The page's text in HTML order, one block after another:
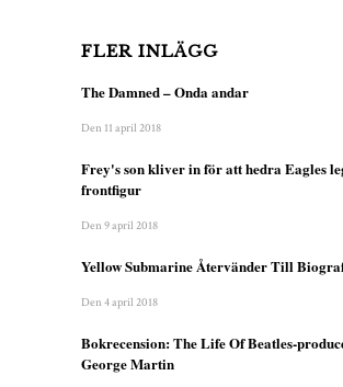
FLER INLÄGG
The Damned – Onda andar
Den 11 april 2018
Frey's son kliver in för att hedra Eagles
frontfigur
Den 9 april 2018
Yellow Submarine Återvänder Till
Den 4 april 2018
Bokrecension: The Life Of Beatles-
George Martin